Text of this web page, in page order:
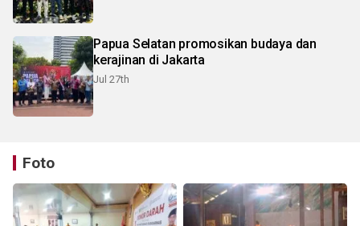
Papua Selatan promosikan budaya dan
kerajinan di Jakarta
Jul 27th
Foto